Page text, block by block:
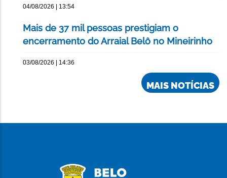
04/08/2026 | 13:54
Mais de 37 mil pessoas prestigiam o
encerramento do Arraial Belô no Mineirinho
03/08/2026 | 14:36
MAIS NOTÍCIAS